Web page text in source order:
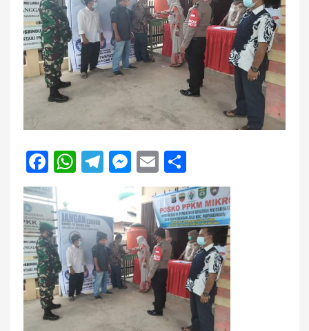
F
a
c
e
b
o
o
k
W
a
ts
A
p
p
T
g
r
a
m
M
e
ss
e
n
g
er
E
m
ai
l
h
a
re